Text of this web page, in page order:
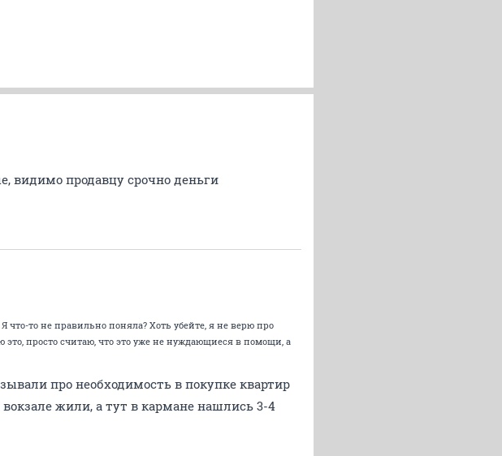
видимо продавцу срочно деньги
что-то не правильно поняла? Хоть убейте, я не верю про
это, просто считаю, что это уже не нуждающиеся в помощи, а
про необходимость в покупке квартир
вокзале жили, а тут в кармане нашлись 3-4